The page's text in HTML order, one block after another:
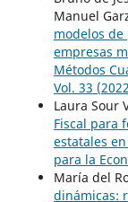
Manuel
modelos
empresas
Métodos
Vol. 33
Laura Sour
Fiscal para
estatales
para la
María del
dinámicas: